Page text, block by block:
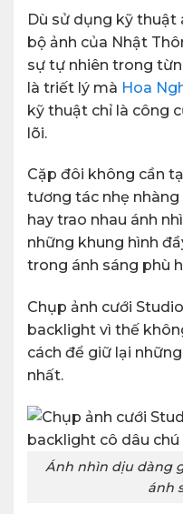
Dù sử dụng kỹ thuật
bộ ảnh của Nhật
sự tự nhiên trong
là triết lý mà Hoa
kỹ thuật chỉ là công
lõi.
Cặp đôi không cần
tương tác nhẹ
hay trao nhau ánh
những khung hình
trong ánh sáng phù
Chụp ảnh cưới
backlight vì thế
cách để giữ lại
nhất.
Ánh nhìn dịu dàng
ánh